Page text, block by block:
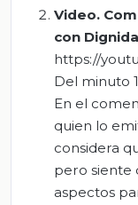
Video.
con
https://
Del minuto
En el
quien lo
considera
pero siente
aspectos